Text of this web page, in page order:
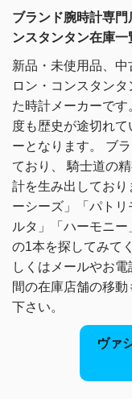
ブランド腕時計専
ンスタンタン在庫一
新品・未使用品、中
ロン・コンスタン
た時計メーカーです
度も歴史が途切れて
ーとなります。
ブ
ており、
騎士道の
計を生み出しており
ーシーズ」「パトリ
ルタ」「ハーモニー
の1本を探してみて
しくはメールやお電
間の在庫店舗の移
下さい。
ヴァ